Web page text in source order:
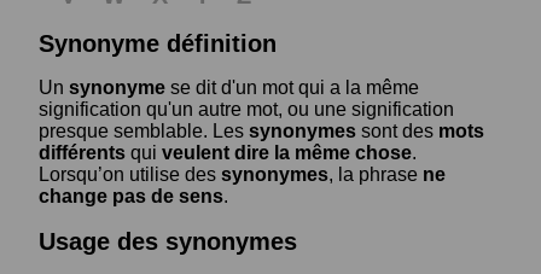
Synonyme définition
Un synonyme se dit d'un mot qui a la même
signification qu'un autre mot, ou une signification
presque semblable. Les synonymes sont des mots
différents qui veulent dire la même chose.
Lorsqu’on utilise des synonymes, la phrase ne
change pas de sens.
Usage des synonymes